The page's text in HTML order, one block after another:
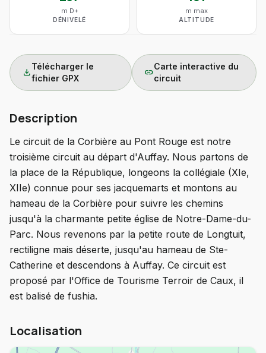
m D+
DÉNIVELÉ
m max
ALTITUDE
download
Télécharger le
fichier GPX
link
Carte interactive du
circuit
Description
Le circuit de la Corbière au Pont Rouge est notre
troisième circuit au départ d'Auffay. Nous partons de
la place de la République, longeons la collégiale (XIe,
XIIe) connue pour ses jacquemarts et montons au
hameau de la Corbière pour suivre les chemins
jusqu'à la charmante petite église de Notre-Dame-du-
Parc. Nous revenons par la petite route de Longtuit,
rectiligne mais déserte, jusqu'au hameau de Ste-
Catherine et descendons à Auffay. Ce circuit est
proposé par l'Office de Tourisme Terroir de Caux, il
est balisé de fushia.
Localisation